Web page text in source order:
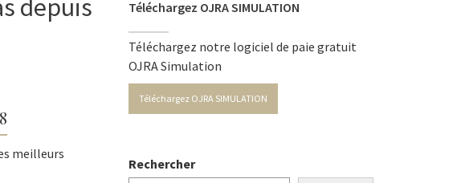
depuis
meilleurs
Téléchargez OJRA SIMULATION
Téléchargez notre logiciel de paie gratuit
OJRA Simulation
Téléchargez OJRA SIMULATION
Rechercher